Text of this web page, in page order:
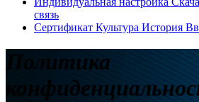
связь
Сертификат Культура История
Политика